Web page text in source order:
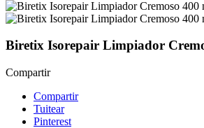
Biretix Isorepair Limpiador
Compartir
Compartir
Tuitear
Pinterest